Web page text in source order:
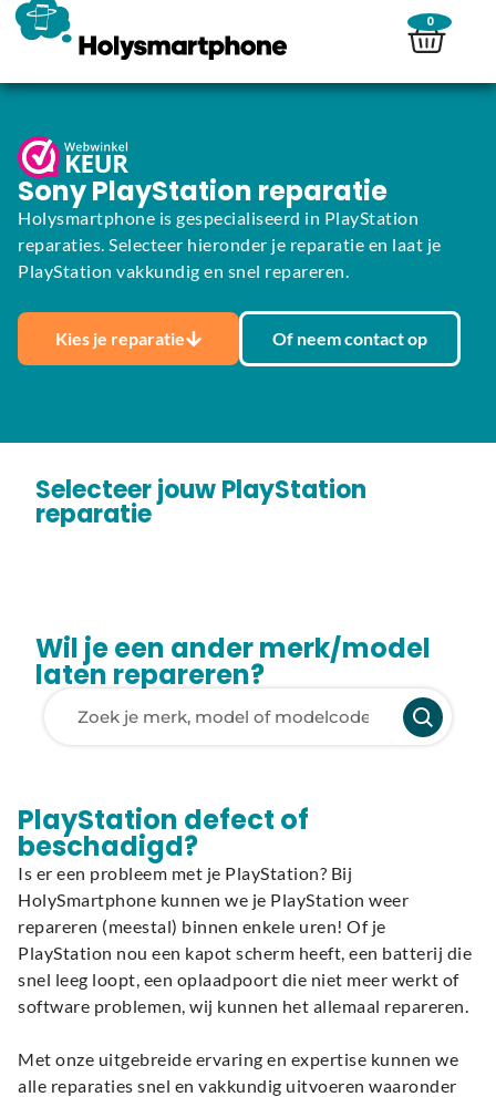
0
Sony PlayStation reparatie
Holysmartphone is gespecialiseerd in PlayStation
reparaties. Selecteer hieronder je reparatie en laat je
PlayStation vakkundig en snel repareren.
Kies je reparatie Of neem contact op
Selecteer jouw PlayStation
reparatie
Wil je een ander merk/model
laten repareren?
PlayStation defect of
beschadigd?
Is er een probleem met je PlayStation? Bij
HolySmartphone kunnen we je PlayStation weer
repareren (meestal) binnen enkele uren! Of je
PlayStation nou een kapot scherm heeft, een batterij die
snel leeg loopt, een oplaadpoort die niet meer werkt of
software problemen, wij kunnen het allemaal repareren.
Met onze uitgebreide ervaring en expertise kunnen we
alle reparaties snel en vakkundig uitvoeren waaronder